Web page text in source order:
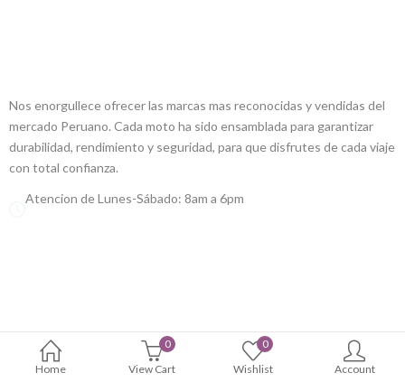
Home
0
View Cart
0
Wishlist
Account
Nos enorgullece ofrecer las marcas mas reconocidas y vendidas del
mercado Peruano. Cada moto ha sido ensamblada para garantizar
durabilidad, rendimiento y seguridad, para que disfrutes de cada viaje
con total confianza.
Atencion de Lunes-Sábado: 8am a 6pm